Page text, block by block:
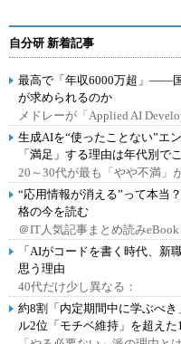
自分研 新着記事
最高で「年収6000万超」――
が求められるのか
メドレーが「Applied AI
生成AIを“使ったことない”エ
「満足」する理由は年代別で
20～30代が最も「やや不満」
“応用情報が消える”って本
格の今を読む
＠IT人気記事まとめ読みeBook
「AIがコードを書く時代、
思う理由
40代だけ少し異なる：
約8割「内定期間中に学ぶべ
ル2位「モチベ維持」を超えた